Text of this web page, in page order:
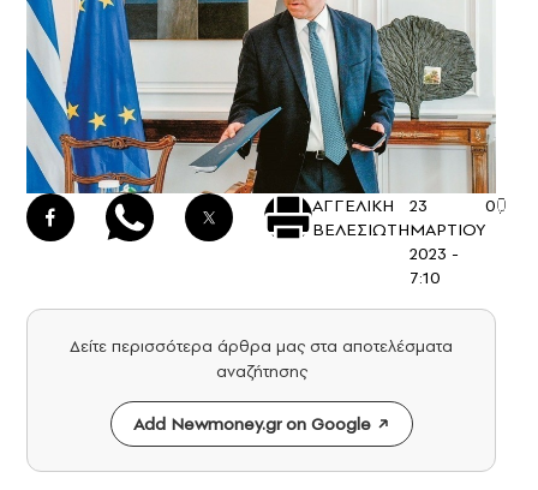
ΑΓΓΕΛΙΚΗ
ΒΕΛΕΣΙΩΤΗ
23
ΜΑΡΤΙΟΥ
2023 -
7:10
0
Δείτε περισσότερα άρθρα μας στα αποτελέσματα
αναζήτησης
Add Newmoney.gr on Google